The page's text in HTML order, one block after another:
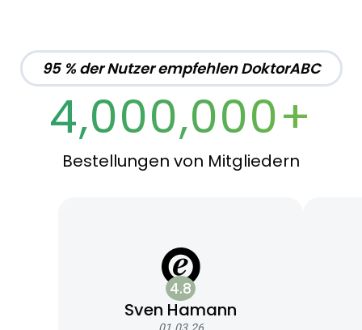
95 % der Nutzer empfehlen DoktorABC
4,000,000+
Bestellungen von Mitgliedern
4.8
Sven Hamann